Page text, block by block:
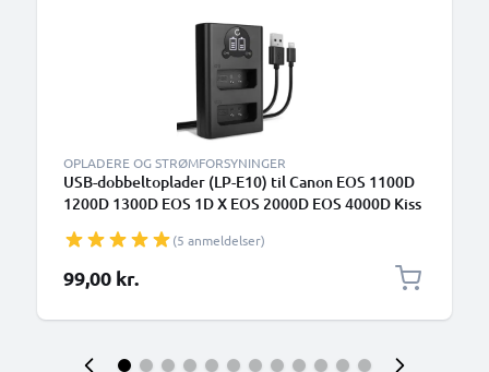
OPLADERE OG STRØMFORSYNINGER
USB-dobbeltoplader (LP-E10) til Canon EOS 1100D
1200D 1300D EOS 1D X EOS 2000D EOS 4000D Kiss
CELLONIC
(5 anmeldelser)
99,00 kr.